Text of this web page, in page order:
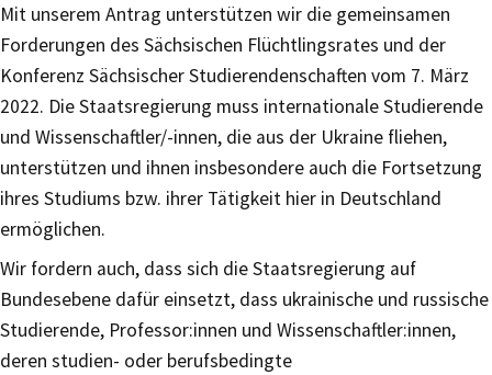
Mit unserem Antrag unterstützen wir die gemeinsamen
Forderungen des Sächsischen Flüchtlingsrates und der
Konferenz Sächsischer Studierendenschaften vom 7. März
2022. Die Staatsregierung muss internationale Studierende
und Wissenschaftler/-innen, die aus der Ukraine fliehen,
unterstützen und ihnen insbesondere auch die Fortsetzung
ihres Studiums bzw. ihrer Tätigkeit hier in Deutschland
ermöglichen.
Wir fordern auch, dass sich die Staatsregierung auf
Bundesebene dafür einsetzt, dass ukrainische und russische
Studierende, Professor:innen und Wissenschaftler:innen,
deren studien- oder berufsbedingte